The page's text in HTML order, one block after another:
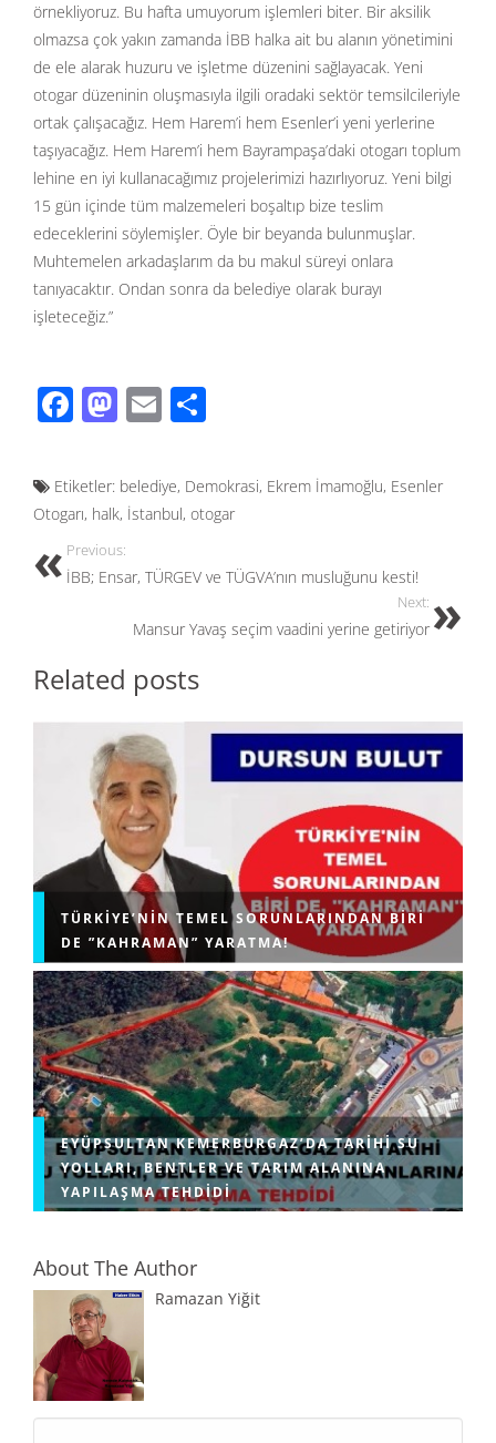
örnekliyoruz. Bu hafta umuyorum işlemleri biter. Bir aksilik
olmazsa çok yakın zamanda İBB halka ait bu alanın yönetimini
de ele alarak huzuru ve işletme düzenini sağlayacak. Yeni
otogar düzeninin oluşmasıyla ilgili oradaki sektör temsilcileriyle
ortak çalışacağız. Hem Harem’i hem Esenler’i yeni yerlerine
taşıyacağız. Hem Harem’i hem Bayrampaşa’daki otogarı toplum
lehine en iyi kullanacağımız projelerimizi hazırlıyoruz. Yeni bilgi
15 gün içinde tüm malzemeleri boşaltıp bize teslim
edeceklerini söylemişler. Öyle bir beyanda bulunmuşlar.
Muhtemelen arkadaşlarım da bu makul süreyi onlara
tanıyacaktır. Ondan sonra da belediye olarak burayı
işleteceğiz.”
F
e
b
o
o
M
to
d
o
n
E
ail ar
e
Etiketler: belediye, Demokrasi, Ekrem İmamoğlu, Esenler
Otogarı, halk, İstanbul, otogar
Previous:
İBB; Ensar, TÜRGEV ve TÜGVA’nın musluğunu kesti!
Next:
Mansur Yavaş seçim vaadini yerine getiriyor
Related posts
TÜRKIYE’NIN TEMEL SORUNLARINDAN BIRI
DE ”KAHRAMAN” YARATMA!
EYÜPSULTAN KEMERBURGAZ’DA TARIHI SU
YOLLARI, BENTLER VE TARIM ALANINA
YAPILAŞMA TEHDIDI
About The Author
Ramazan Yiğit